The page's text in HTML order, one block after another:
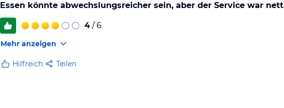
Essen könnte abwechslungsreicher sein, aber der Service war nett
4 / 6
Mehr anzeigen
Hilfreich Teilen